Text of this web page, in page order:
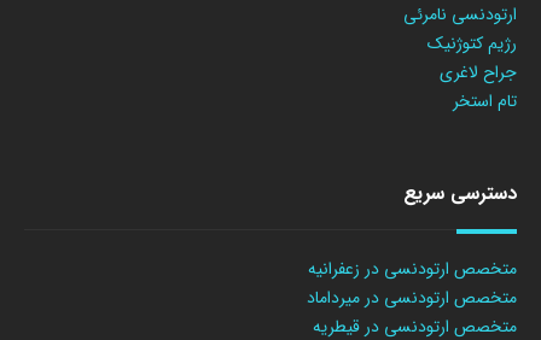
ارتودنسی نامرئی
رژیم کتوژنیک
جراح لاغری
تام استخر
دسترسی سریع
متخصص ارتودنسی در زعفرانیه
متخصص ارتودنسی در میرداماد
متخصص ارتودنسی در قیطریه